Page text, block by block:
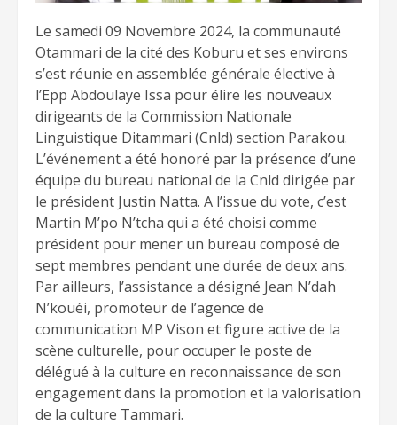
Le samedi 09 Novembre 2024, la communauté
Otammari de la cité des Koburu et ses environs
s’est réunie en assemblée générale élective à
l’Epp Abdoulaye Issa pour élire les nouveaux
dirigeants de la Commission Nationale
Linguistique Ditammari (Cnld) section Parakou.
L’événement a été honoré par la présence d’une
équipe du bureau national de la Cnld dirigée par
le président Justin Natta. A l’issue du vote, c’est
Martin M’po N’tcha qui a été choisi comme
président pour mener un bureau composé de
sept membres pendant une durée de deux ans.
Par ailleurs, l’assistance a désigné Jean N’dah
N’kouéi, promoteur de l’agence de
communication MP Vison et figure active de la
scène culturelle, pour occuper le poste de
délégué à la culture en reconnaissance de son
engagement dans la promotion et la valorisation
de la culture Tammari.